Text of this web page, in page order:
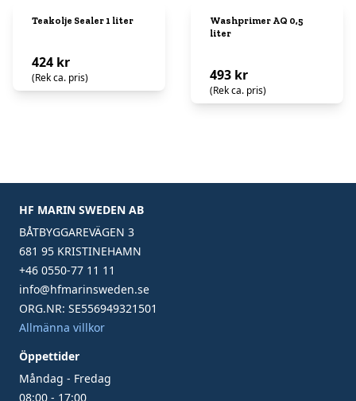
Teakolje Sealer 1 liter
424 kr
(Rek ca. pris)
Washprimer AQ 0,5
liter
493 kr
(Rek ca. pris)
HF MARIN SWEDEN AB
BÅTBYGGAREVÄGEN 3
681 95 KRISTINEHAMN
+46 0550-77 11 11
info@hfmarinsweden.se
ORG.NR: SE556949321501
Allmänna villkor
Öppettider
Måndag - Fredag
08:00 - 17:00